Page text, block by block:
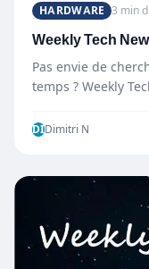
HARDWARE 3 min
Weekly Tech
Pas envie de
temps ? Weekly
DIDimitri N